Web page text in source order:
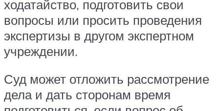
ходатайство, подготовить свои
вопросы или просить проведения
экспертизы в другом экспертном
учреждении.
Суд может отложить рассмотрение
дела и дать сторонам время